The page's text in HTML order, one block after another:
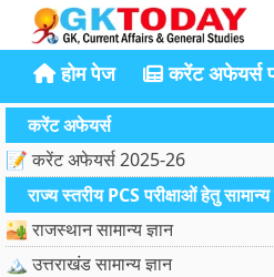
होम पेज करेंट अफेयर्स
करेंट अफेयर्स
📝 करेंट अफेयर्स 2025-26
राज्य स्तरीय PCS परीक्षाओं हेतु सामान्य
🏜️ राजस्थान सामान्य ज्ञान
🏔️ उत्तराखंड सामान्य ज्ञान